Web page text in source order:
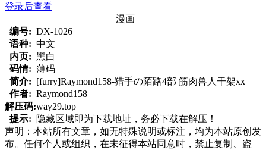
登录后查看
漫画
编号: DX-1026
语种: 中文
内页: 黑白
码情: 薄码
简介: [furry]Raymond158-猎手の陌路4部 筋肉兽人干架xx
作者: Raymond158
解压码:way29.top
提示:
隐藏区域即为下载地址，务必下载在解压！
声明：本站所有文章，如无特殊说明或标注，均为本站原创发
布。任何个人或组织，在未征得本站同意时，禁止复制、盗